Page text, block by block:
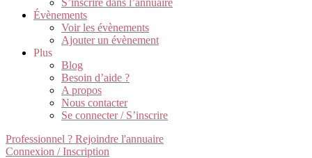
S’inscrire dans l’annuaire
Évènements
Voir les évènements
Ajouter un évènement
Plus
Blog
Besoin d’aide ?
A propos
Nous contacter
Se connecter / S’inscrire
Professionnel ? Rejoindre l'annuaire
Connexion / Inscription